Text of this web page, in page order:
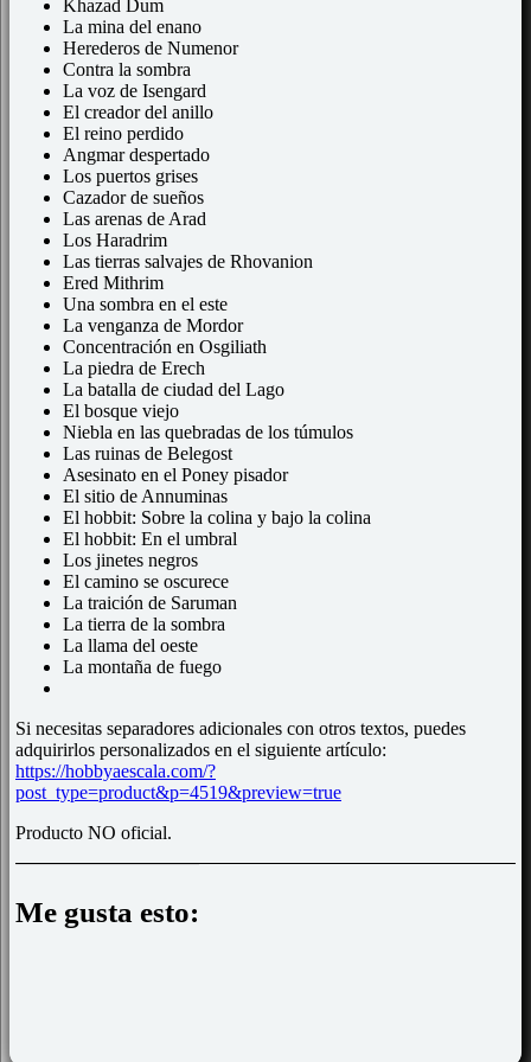
Khazad Dum
La mina del enano
Herederos de Numenor
Contra la sombra
La voz de Isengard
El creador del anillo
El reino perdido
Angmar despertado
Los puertos grises
Cazador de sueños
Las arenas de Arad
Los Haradrim
Las tierras salvajes de Rhovanion
Ered Mithrim
Una sombra en el este
La venganza de Mordor
Concentración en Osgiliath
La piedra de Erech
La batalla de ciudad del Lago
El bosque viejo
Niebla en las quebradas de los túmulos
Las ruinas de Belegost
Asesinato en el Poney pisador
El sitio de Annuminas
El hobbit: Sobre la colina y bajo la colina
El hobbit: En el umbral
Los jinetes negros
El camino se oscurece
La traición de Saruman
La tierra de la sombra
La llama del oeste
La montaña de fuego
Si necesitas separadores adicionales con otros textos, puedes
adquirirlos personalizados en el siguiente artículo:
https://hobbyaescala.com/?
post_type=product&p=4519&preview=true
Producto NO oficial.
Me gusta esto: